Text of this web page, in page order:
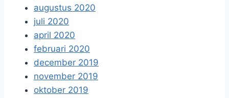
augustus 2020
juli 2020
april 2020
februari 2020
december 2019
november 2019
oktober 2019